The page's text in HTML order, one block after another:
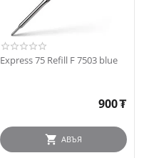
Express 75 Refill F 7503 blue
900₮
АВЪЯ